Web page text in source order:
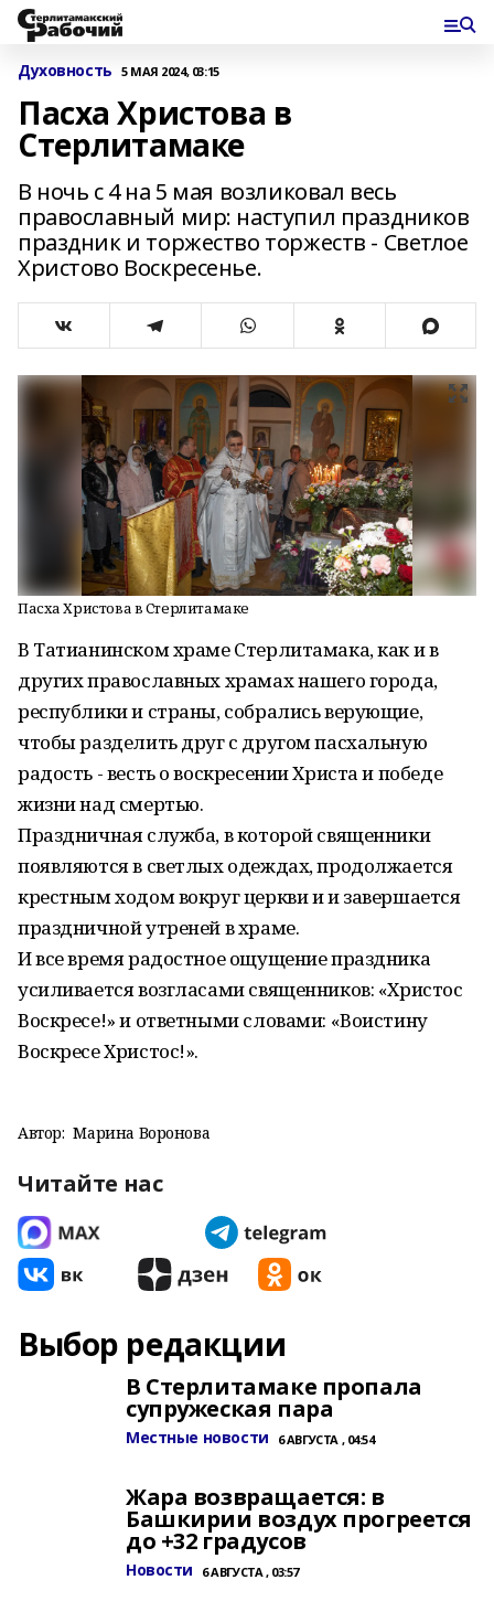
Духовность 5 МАЯ 2024, 03:15
Пасха Христова в
Стерлитамаке
В ночь с 4 на 5 мая возликовал весь
православный мир: наступил праздников
праздник и торжество торжеств - Светлое
Христово Воскресенье.
Пасха Христова в Стерлитамаке
В Татианинском храме Стерлитамака, как и в
других православных храмах нашего города,
республики и страны, собрались верующие,
чтобы разделить друг с другом пасхальную
радость - весть о воскресении Христа и победе
жизни над смертью.
Праздничная служба, в которой священники
появляются в светлых одеждах, продолжается
крестным ходом вокруг церкви и и завершается
праздничной утреней в храме.
И все время радостное ощущение праздника
усиливается возгласами священников: «Христос
Воскресе!» и ответными словами: «Воистину
Воскресе Христос!».
Автор: Марина Воронова
Читайте нас
Выбор редакции
В Стерлитамаке пропала
супружеская пара
Местные новости 6 АВГУСТА , 04:54
Жара возвращается: в
Башкирии воздух прогреется
до +32 градусов
Новости 6 АВГУСТА , 03:57